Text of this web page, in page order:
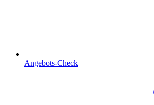
Angebots-Check